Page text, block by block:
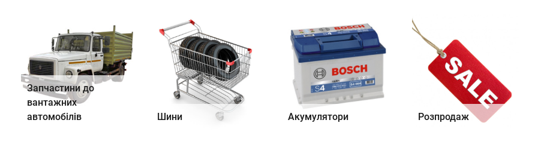
Запчастини до
вантажних
автомобілів
Шини Акумулятори Розпродаж